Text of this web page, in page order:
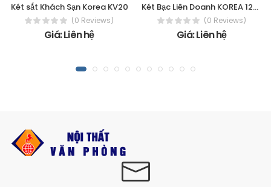
Két sắt Khách Sạn Korea KV20
(0 Reviews)
Giá: Liên hệ
Két Bạc Liên Doanh KOREA 120 - Điện
(0 Reviews)
Giá: Liên hệ